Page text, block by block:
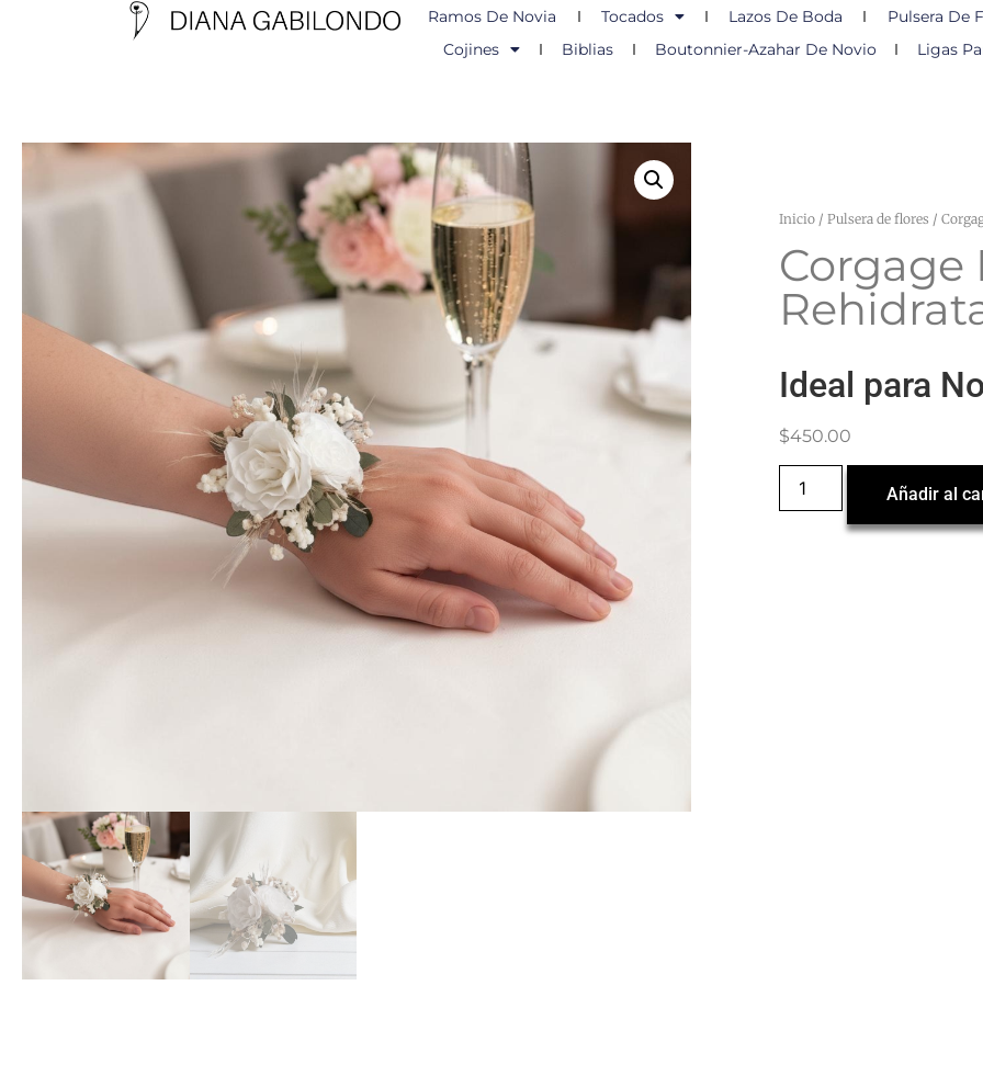
Ramos De Novia Tocados Lazos De Boda Pulsera De
Cojines
Biblias Boutonnier-Azahar De Novio Ligas
Inicio /Pulsera de flores /
Corgage
Ideal para
$450.00
Añadir al